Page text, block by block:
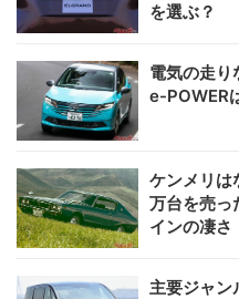
を選ぶ？
電気の走
e-POWER
ケンメリは
万台を売っ
インの凄さ
主要ジャン